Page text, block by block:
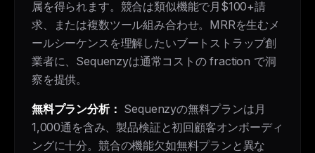
属を得られます。競合は類似機能で月$100+請
求、または複数ツール組み合わせ。MRRを生むメ
ールシーケンスを理解したいブートストラップ創
業者に、Sequenzyは通常コストの fraction で洞
察を提供。
無料プラン分析： Sequenzyの無料プランは月
1,000通を含み、製品検証と初回顧客オンボーディ
ングに十分。競合の機能欠如無料プランと異な